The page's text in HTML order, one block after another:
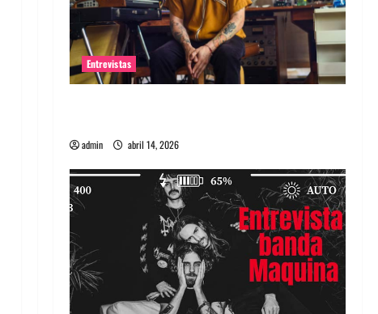
Entrevistas
admin abril 14, 2026